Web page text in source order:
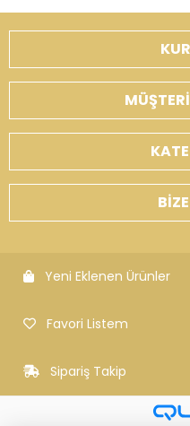
Yeni Eklenen Ürünler
Favori Listem
Sipariş Takip